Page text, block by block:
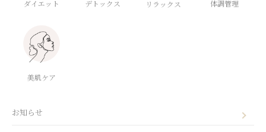
ダイエット デトックス リラックス 体調管理
美肌ケア
お知らせ